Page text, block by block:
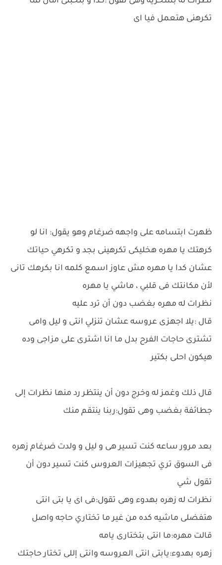
تكرهنى هتعمل فيا اى
ظهرت ابتسامه على واجهه ضرغام وهو يقول: انا لو
كرهتك يا مهره هخليكى تكرهينى بجد و تكرهي حياتك
عشان كدا يا مهره مش عاوز اسمع كلمه انا بكرهك تانى
لأن مكانتك فى قلبي ، ماشي يا مهره
نظرات له مهره بغضب دون أن ترد عليه
قال :يلا اجهزى عروسه عشان تنزلي انتى و ليل وامى
تشترى حاجات الفرح بدل ما انا اشترى على مزاجى وده
هيكون احلى بكتير
قال ذلك وغمز له وخرج دون أن ينتظر رد منها نظرات إلى
جطائفة بغضب وهى تقول:ربنا ينتقم منك
بعد مرور ساعه كنت تسير هى و ليل و ولدت ضرغام زهره
فى السوق تري تجهيزات العروس كنت تسير دون أن
تقول شي
نظرات له زهره بهدوء وهى تقول:فى اى يا بتى انتى
هتفضلى ماشيه كده من غير ما تختاري حاجه واصل
قالت مهره:ما انتى بتختارى يامه
زهره بهدوء:يابتى انتى العروسه وانتى إللى تختار حاجتك